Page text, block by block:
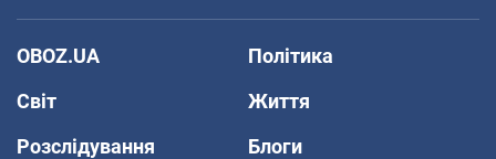
OBOZ.UA
Політика
Світ
Життя
Розслідування
Блоги